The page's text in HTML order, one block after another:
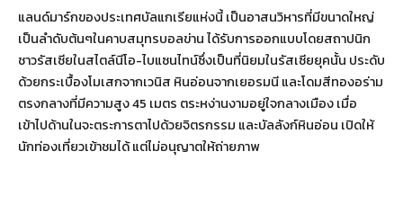
แลนด์มาร์กของประเทศบัลแกเรียแห่งนี้ เป็นอาสนวิหารที่มีขนาดใหญ่
เป็นลำดับต้นๆในคาบสมุทรบอลข่าน ได้รับการออกแบบโดยสถาปนิก
ชาวรัสเซียในสไตล์นีโอ-ไบแซนไทน์ซึ่งเป็นที่นิยมในรัสเซียยุคนั้น ประดับ
ด้วยกระเบื้องโมเสกจากเวนิส หินอ่อนจากเยอรมนี และโดมสีทองอร่าม
ตรงกลางที่มีความสูง 45 เมตร ตระหง่านงามอยู่ใจกลางเมือง เมื่อ
เข้าไปด้านในจะตระการตาไปด้วยจิตรกรรม และบัลลังก์หินอ่อน เปิดให้
นักท่องเที่ยวเข้าชมได้ แต่ไม่อนุญาตให้ถ่ายภาพ